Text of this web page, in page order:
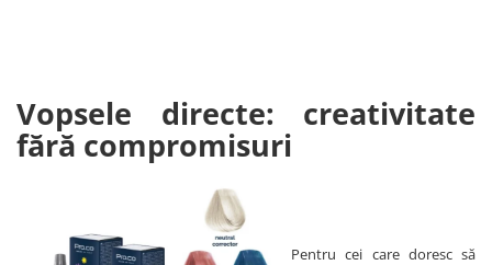
Vopsele directe: creativitate
fără compromisuri
Pentru cei care doresc să